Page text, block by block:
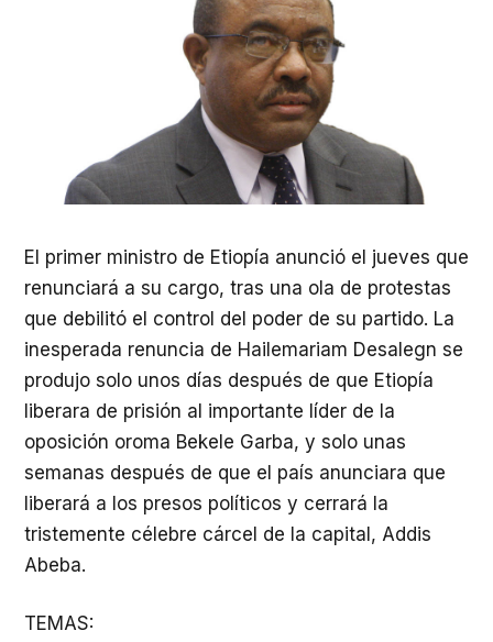
El primer ministro de Etiopía anunció el jueves que
renunciará a su cargo, tras una ola de protestas
que debilitó el control del poder de su partido. La
inesperada renuncia de Hailemariam Desalegn se
produjo solo unos días después de que Etiopía
liberara de prisión al importante líder de la
oposición oroma Bekele Garba, y solo unas
semanas después de que el país anunciara que
liberará a los presos políticos y cerrará la
tristemente célebre cárcel de la capital, Addis
Abeba.
TEMAS: